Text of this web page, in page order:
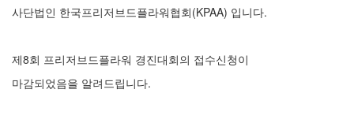
사단법인 한국프리저브드플라워협회(KPAA) 입니다.
제8회 프리저브드플라워 경진대회의 접수신청이
마감되었음을 알려드립니다.